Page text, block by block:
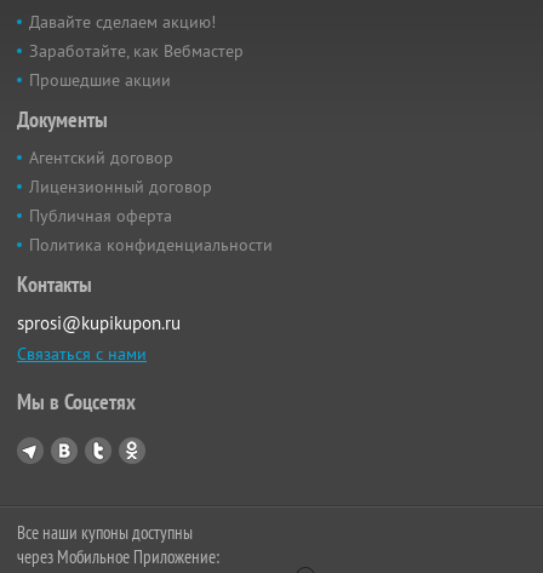
Давайте сделаем акцию!
Заработайте, как Вебмастер
Прошедшие акции
Документы
Агентский договор
Лицензионный договор
Публичная оферта
Политика конфиденциальности
Контакты
sprosi@kupikupon.ru
Связаться с нами
Мы в Соцсетях
Все наши купоны доступны
через Мобильное Приложение: